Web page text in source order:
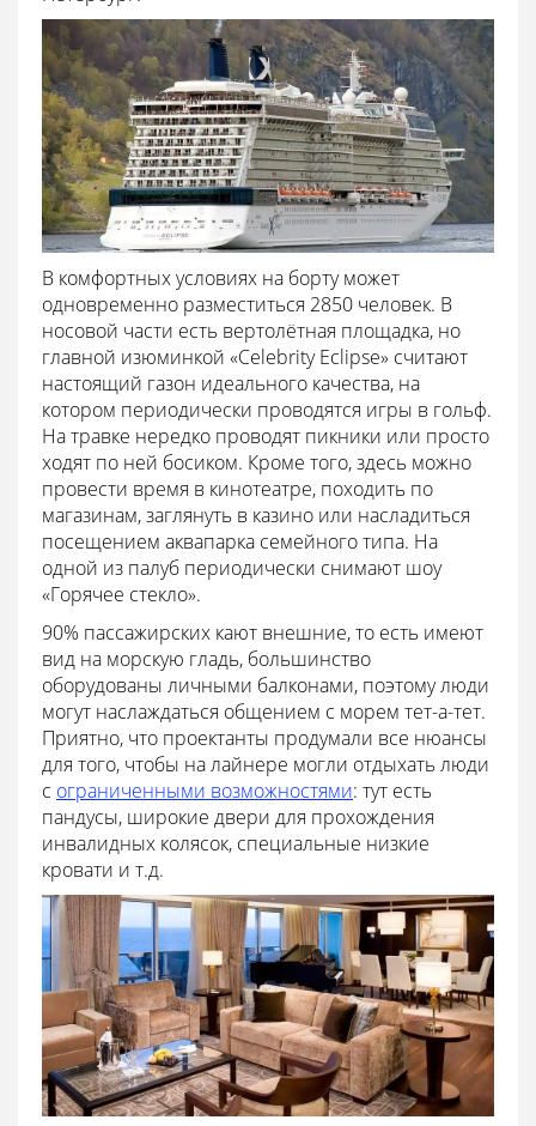
В комфортных условиях на борту может
одновременно разместиться 2850 человек. В
носовой части есть вертолётная площадка, но
главной изюминкой «Celebrity Eclipse» считают
настоящий газон идеального качества, на
котором периодически проводятся игры в гольф.
На травке нередко проводят пикники или просто
ходят по ней босиком. Кроме того, здесь можно
провести время в кинотеатре, походить по
магазинам, заглянуть в казино или насладиться
посещением аквапарка семейного типа. На
одной из палуб периодически снимают шоу
«Горячее стекло».
90% пассажирских кают внешние, то есть имеют
вид на морскую гладь, большинство
оборудованы личными балконами, поэтому люди
могут наслаждаться общением с морем тет-а-тет.
Приятно, что проектанты продумали все нюансы
для того, чтобы на лайнере могли отдыхать люди
с ограниченными возможностями: тут есть
пандусы, широкие двери для прохождения
инвалидных колясок, специальные низкие
кровати и т.д.